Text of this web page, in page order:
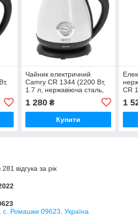
Чайник електричний
Camry CR 1344 (2200 Вт,
1.7 л, нержавіюча сталь,
стильний)
1 280₴
Купити
CR
1
відгука за рік
Ромашки 09623, Україна